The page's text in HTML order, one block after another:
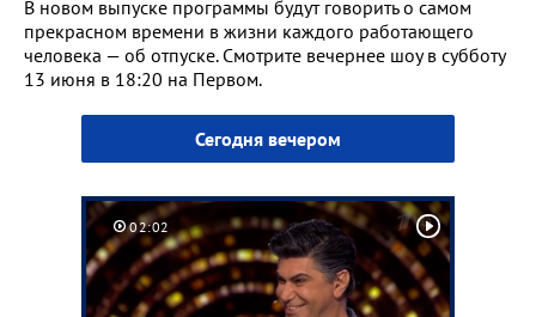
В новом выпуске программы будут говорить о самом
прекрасном времени в жизни каждого работающего
человека — об отпуске. Смотрите вечернее шоу в субботу
13 июня в 18:20 на Первом.
Сегодня вечером
02:02